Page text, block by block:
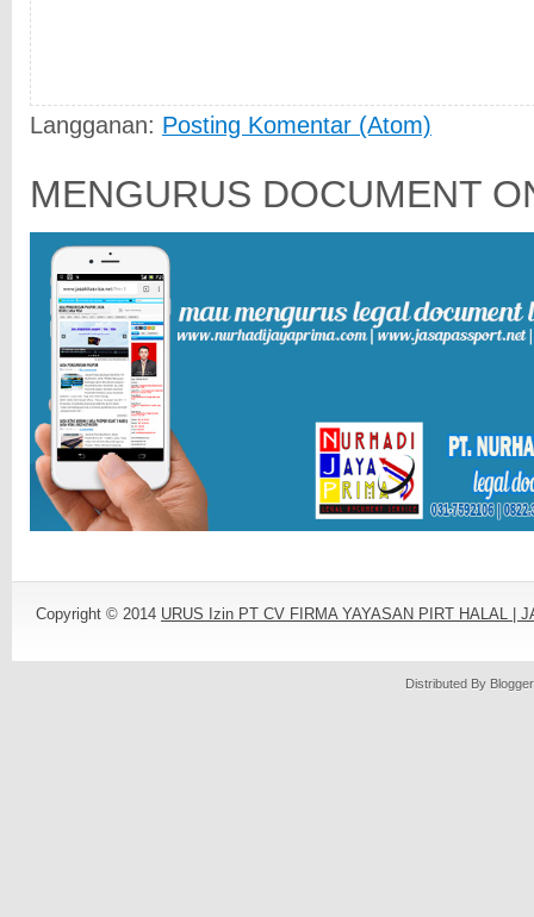
Langganan: Posting Komentar (Atom)
MENGURUS DOCUMENT
Copyright © 2014 URUS Izin PT CV FIRMA YAYASAN PIRT HALAL |
Distributed By